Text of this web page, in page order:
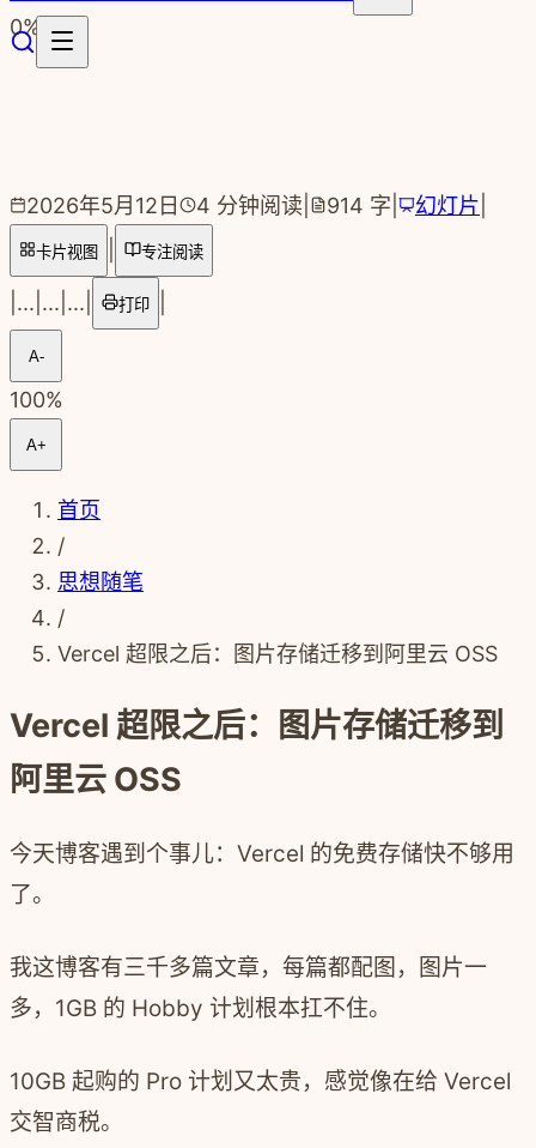
跳转到主要内容
0%
2026年5月12日 4 分钟阅读 914 字 幻灯片
卡片视图 专注阅读
... ... ... 打印
A-
100%
A+
首页
/
思想随笔
/
Vercel 超限之后：图片存储迁移到阿里云 OSS
Vercel 超限之后：图片存储迁移到
阿里云 OSS
今天博客遇到个事儿：Vercel 的免费存储快不够用
了。
我这博客有三千多篇文章，每篇都配图，图片一
多，1GB 的 Hobby 计划根本扛不住。
10GB 起购的 Pro 计划又太贵，感觉像在给 Vercel
交智商税。